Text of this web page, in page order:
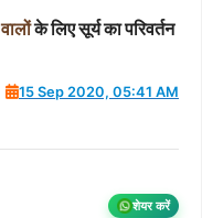
वालोंके लिए सूर्य का परिवर्तन
15 Sep 2020, 05:41 AM
शेयर करें